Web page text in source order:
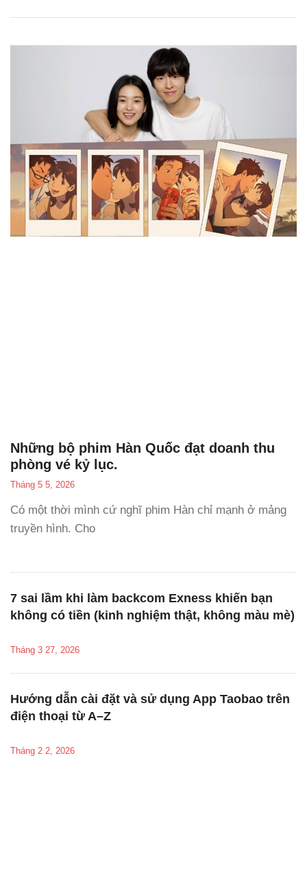
Những bộ phim Hàn Quốc đạt doanh thu
phòng vé kỷ lục.
Tháng 5 5, 2026
Có một thời mình cứ nghĩ phim Hàn chỉ mạnh ở mảng
truyền hình. Cho
7 sai lầm khi làm backcom Exness khiến bạn
không có tiền (kinh nghiệm thật, không màu mè)
Tháng 3 27, 2026
Hướng dẫn cài đặt và sử dụng App Taobao trên
điện thoại từ A–Z
Tháng 2 2, 2026